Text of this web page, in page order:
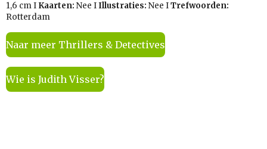
1,6 cm I Kaarten: Nee IIllustraties: Nee ITrefwoorden:
Rotterdam
Naar meer Thrillers & Detectives
Wie is Judith Visser?